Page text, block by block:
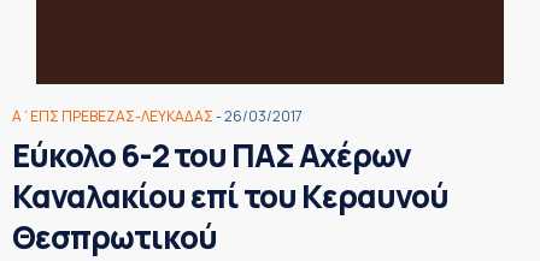
Α΄ΕΠΣ ΠΡΕΒΕΖΑΣ-ΛΕΥΚΑΔΑΣ- 26/03/2017
Εύκολο 6-2 του ΠΑΣ Αχέρων
Καναλακίου επί του Κεραυνού
Θεσπρωτικού